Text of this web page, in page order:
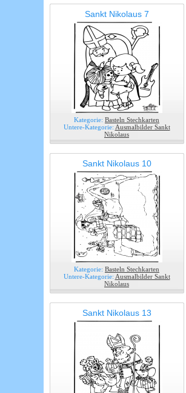
Sankt Nikolaus 7
Kategorie: Basteln Stechkarten
Untere-Kategorie: Ausmalbilder Sankt
Nikolaus
Sankt Nikolaus 10
Kategorie: Basteln Stechkarten
Untere-Kategorie: Ausmalbilder Sankt
Nikolaus
Sankt Nikolaus 13